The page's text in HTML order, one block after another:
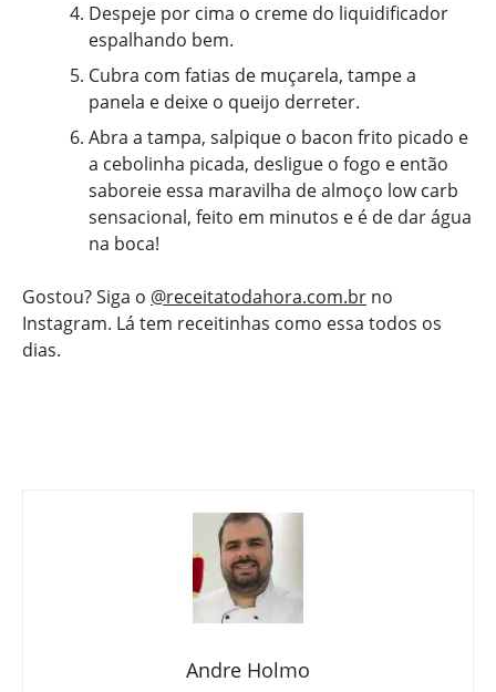
Despeje por cima o creme do liquidificador
espalhando bem.
Cubra com fatias de muçarela, tampe a
panela e deixe o queijo derreter.
Abra a tampa, salpique o bacon frito picado e
a cebolinha picada, desligue o fogo e então
saboreie essa maravilha de almoço low carb
sensacional, feito em minutos e é de dar água
na boca!
Gostou? Siga o @receitatodahora.com.br no
Instagram. Lá tem receitinhas como essa todos os
dias.
Andre Holmo